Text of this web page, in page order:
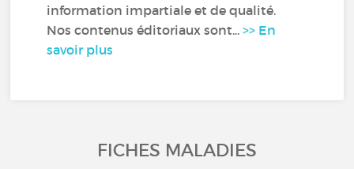
information impartiale et de qualité.
Nos contenus éditoriaux sont...>> En
savoir plus
FICHES MALADIES